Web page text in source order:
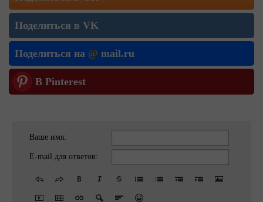
Поделиться в VK
Поделиться на @ mail.ru
В Pinterest
Ваше имя:
E-mail для ответов: